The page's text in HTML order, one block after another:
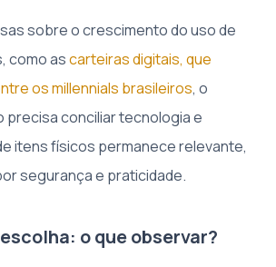
sobre o crescimento do uso de
como ascarteiras digitais, que
os millennials brasileiros, o
precisa conciliar tecnologia e
itens físicos permanece relevante,
segurança e praticidade.
o que observar?